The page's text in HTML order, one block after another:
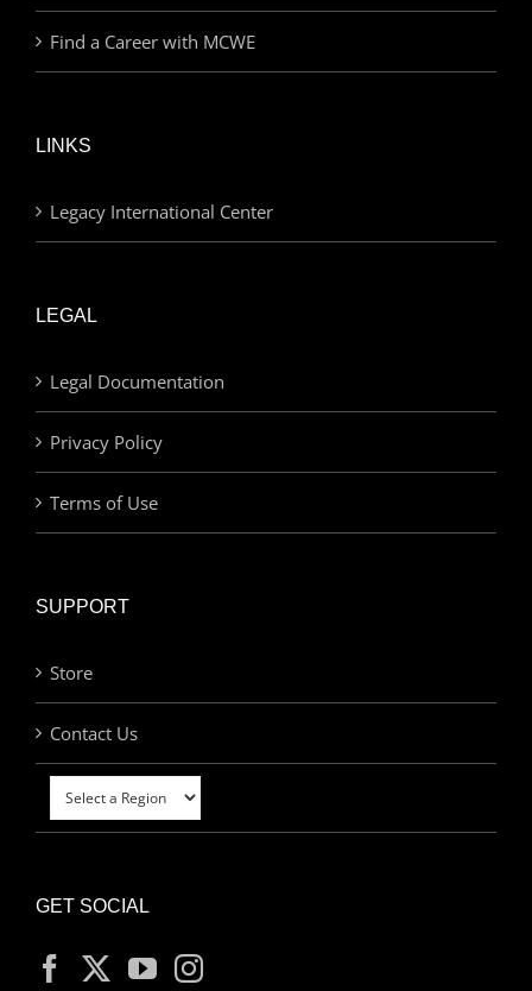
Find a Career with MCWE
LINKS
Legacy International Center
LEGAL
Legal Documentation
Privacy Policy
Terms of Use
SUPPORT
Store
Contact Us
GET SOCIAL